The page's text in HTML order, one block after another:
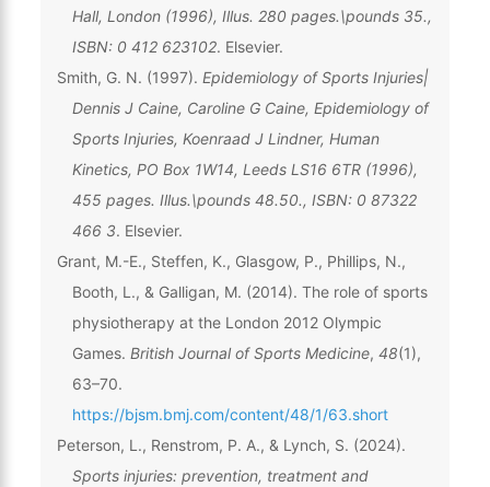
Hall, London (1996), Illus. 280 pages.\pounds 35.,
ISBN: 0 412 623102. Elsevier.
Smith, G. N. (1997). Epidemiology of Sports Injuries|
Dennis J Caine, Caroline G Caine, Epidemiology of
Sports Injuries, Koenraad J Lindner, Human
Kinetics, PO Box 1W14, Leeds LS16 6TR (1996),
455 pages. Illus.\pounds 48.50., ISBN: 0 87322
466 3. Elsevier.
Grant, M.-E., Steffen, K., Glasgow, P., Phillips, N.,
Booth, L., & Galligan, M. (2014). The role of sports
physiotherapy at the London 2012 Olympic
Games. British Journal of Sports Medicine, 48(1),
63–70.
https://bjsm.bmj.com/content/48/1/63.short
Peterson, L., Renstrom, P. A., & Lynch, S. (2024).
Sports injuries: prevention, treatment and